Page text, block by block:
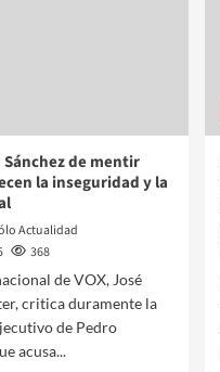
Sánchez de mentir
la inseguridad y la
Actualidad
368
de VOX, José
critica duramente la
de Pedro
acusa...